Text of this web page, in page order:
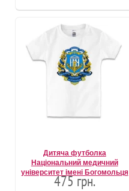
Дитяча футболка
Національний медичний
університет імені Богомольця
475 грн.